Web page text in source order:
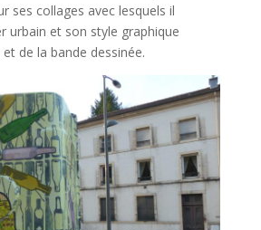
ses collages avec lesquels il
urbain et son style graphique
de la bande dessinée.